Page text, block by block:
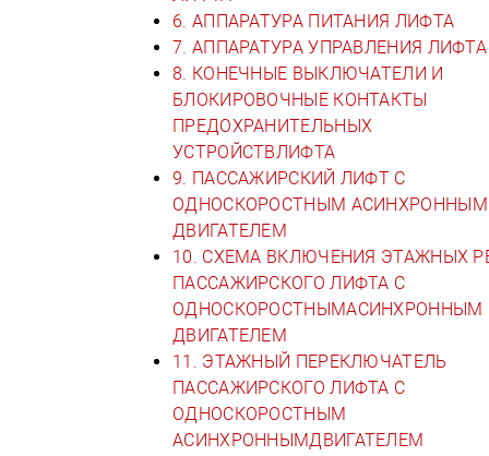
6. АППАРАТУРА ПИТАНИЯ ЛИФТА
7. АППАРАТУРА УПРАВЛЕНИЯ ЛИФТА
8. КОНЕЧНЫЕ ВЫКЛЮЧАТЕЛИ И
БЛОКИРОВОЧНЫЕ КОНТАКТЫ
ПРЕДОХРАНИТЕЛЬНЫХ
УСТРОЙСТВЛИФТА
9. ПАССАЖИРСКИЙ ЛИФТ С
ОДНОСКОРОСТНЫМ АСИНХРОННЫМ
ДВИГАТЕЛЕМ
10. СХЕМА ВКЛЮЧЕНИЯ ЭТАЖНЫХ
ПАССАЖИРСКОГО ЛИФТА С
ОДНОСКОРОСТНЫМАСИНХРОННЫМ
ДВИГАТЕЛЕМ
11. ЭТАЖНЫЙ ПЕРЕКЛЮЧАТЕЛЬ
ПАССАЖИРСКОГО ЛИФТА С
ОДНОСКОРОСТНЫМ
АСИНХРОННЫМДВИГАТЕЛЕМ